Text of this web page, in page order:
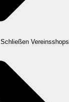
Schließen Vereinsshops